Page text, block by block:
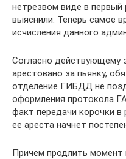
нетрезвом виде в первый
выяснили. Теперь самое
исчисления данного
Согласно действующему
арестовано за пьянку,
отделение ГИБДД не
оформления протокола
факт передачи корочки в
ее ареста начнет
Причем продлить момент